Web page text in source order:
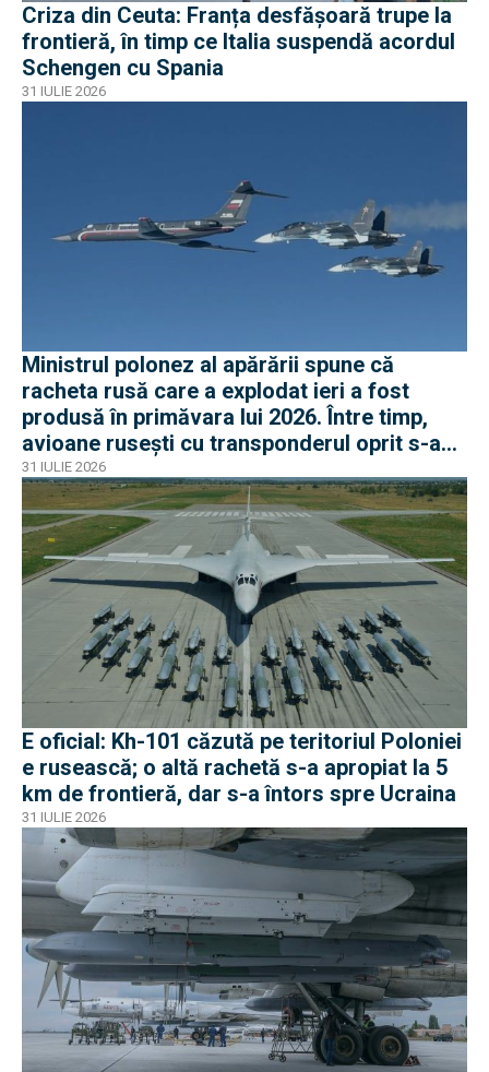
Criza din Ceuta: Franța desfășoară trupe la
frontieră, în timp ce Italia suspendă acordul
Schengen cu Spania
31 IULIE 2026
Ministrul polonez al apărării spune că
racheta rusă care a explodat ieri a fost
produsă în primăvara lui 2026. Între timp,
avioane rusești cu transponderul oprit s-au
apropiat de frontiera Poloniei
31 IULIE 2026
E oficial: Kh-101 căzută pe teritoriul Poloniei
e rusească; o altă rachetă s-a apropiat la 5
km de frontieră, dar s-a întors spre Ucraina
31 IULIE 2026